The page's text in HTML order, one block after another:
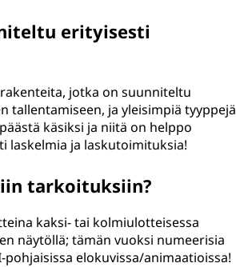
erityisesti
jotka on suunniteltu
tallentamiseen, ja yleisimpiä tyyppejä
käsiksi ja niitä on helppo
laskelmia ja laskutoimituksia!
tarkoituksiin?
kaksi- tai kolmiulotteisessa
näytöllä; tämän vuoksi numeerisia
elokuvissa/animaatioissa!